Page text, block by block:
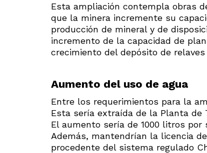
Esta ampliación contempla obras
que la minera incremente su
producción de mineral y de
incremento de la capacidad de
crecimiento del depósito de
Aumento del uso de agua
Entre los requerimientos para la
Esta sería extraída de la Planta de
El aumento sería de 1000 litros por
Además, mantendrían la licencia
procedente del sistema regulado